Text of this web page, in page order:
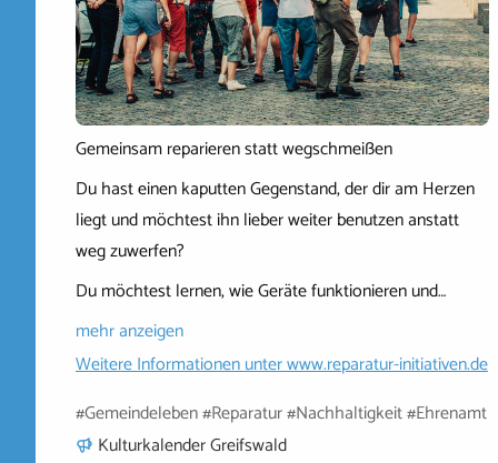
Gemeinsam reparieren statt wegschmeißen
Du hast einen kaputten Gegenstand, der dir am Herzen
liegt und möchtest ihn lieber weiter benutzen anstatt
weg zuwerfen?
Du möchtest lernen, wie Geräte funktionieren und…
mehr anzeigen
Weitere Informationen unterwww.reparatur-initiativen.de
#Gemeindeleben #Reparatur #Nachhaltigkeit #Ehrenamt
Kulturkalender Greifswald